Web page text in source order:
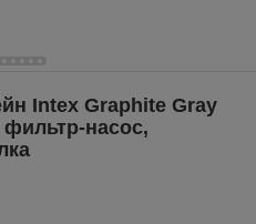
Intex Graphite Gray
насос,